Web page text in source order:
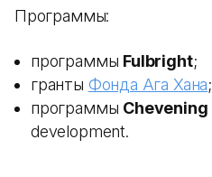
Программы:
программы Fulbright;
гранты Фонда Ага Хана;
программы Chevening
development.